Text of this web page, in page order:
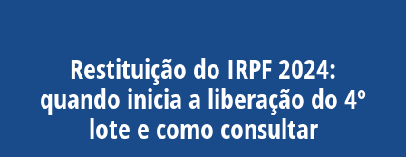
Restituição do IRPF 2024:
quando inicia a liberação do 4º
lote e como consultar